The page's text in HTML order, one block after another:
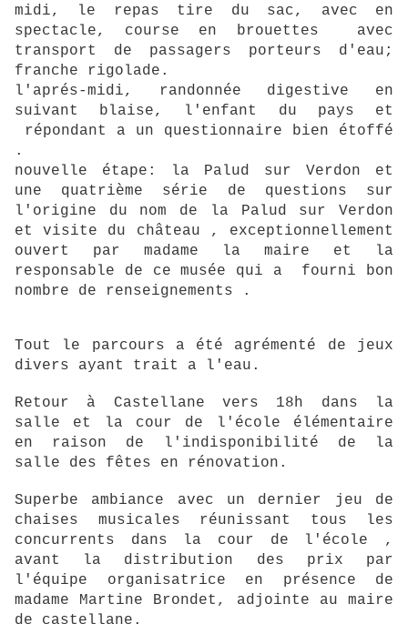
midi, le repas tire du sac, avec en
spectacle, course en brouettes avec
transport de passagers porteurs d'eau;
franche rigolade.
l'aprés-midi, randonnée digestive en
suivant blaise, l'enfant du pays et
répondant a un questionnaire bien étoffé
.
nouvelle étape: la Palud sur Verdon et
une quatrième série de questions sur
l'origine du nom de la Palud sur Verdon
et visite du château , exceptionnellement
ouvert par madame la maire et la
responsable de ce musée qui a fourni bon
nombre de renseignements .
Tout le parcours a été agrémenté de jeux
divers ayant trait a l'eau.
Retour à Castellane vers 18h dans la
salle et la cour de l'école élémentaire
en raison de l'indisponibilité de la
salle des fêtes en rénovation.
Superbe ambiance avec un dernier jeu de
chaises musicales réunissant tous les
concurrents dans la cour de l'école ,
avant la distribution des prix par
l'équipe organisatrice en présence de
madame Martine Brondet, adjointe au maire
de castellane.